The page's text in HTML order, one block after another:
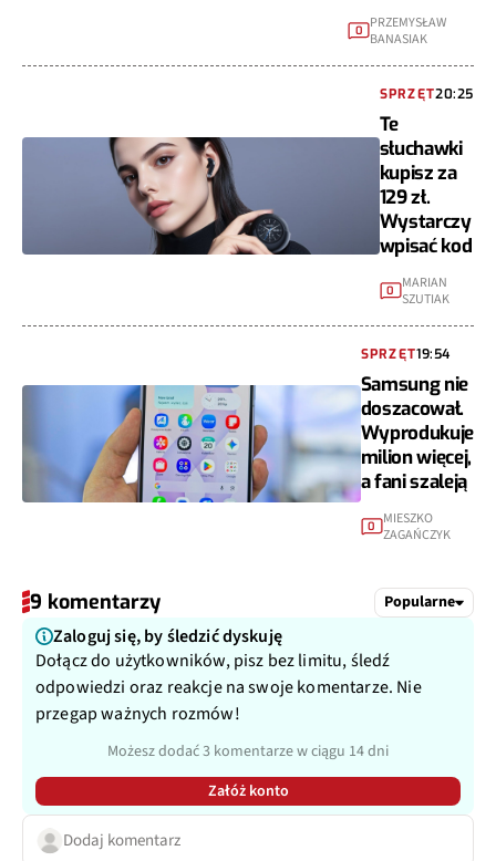
0
PRZEMYSŁAW
BANASIAK
SPRZĘT20:25
Te
słuchawki
kupisz za
129 zł.
Wystarczy
wpisać kod
0 MARIAN
SZUTIAK
SPRZĘT19:54
Samsung nie
doszacował.
Wyprodukuje
milion więcej,
a fani szaleją
0 MIESZKO
ZAGAŃCZYK
9 komentarzy Popularne
Zaloguj się, by śledzić dyskuję
Dołącz do użytkowników, pisz bez limitu, śledź
odpowiedzi oraz reakcje na swoje komentarze. Nie
przegap ważnych rozmów!
Możesz dodać 3 komentarze w ciągu 14 dni
Załóż konto
Dodaj komentarz